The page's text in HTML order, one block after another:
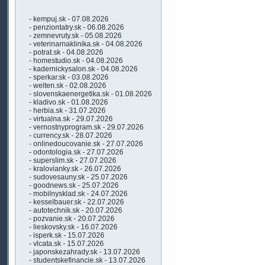
- kempuj.sk - 07.08.2026
- penziontatry.sk - 06.08.2026
- zemnevruty.sk - 05.08.2026
- veterinarnaklinika.sk - 04.08.2026
- potrat.sk - 04.08.2026
- homestudio.sk - 04.08.2026
- kadernickysalon.sk - 04.08.2026
- sperkar.sk - 03.08.2026
- welten.sk - 02.08.2026
- slovenskaenergetika.sk - 01.08.2026
- kladivo.sk - 01.08.2026
- herbia.sk - 31.07.2026
- virtualna.sk - 29.07.2026
- vernostnyprogram.sk - 29.07.2026
- currency.sk - 28.07.2026
- onlinedoucovanie.sk - 27.07.2026
- odontologia.sk - 27.07.2026
- superslim.sk - 27.07.2026
- kralovianky.sk - 26.07.2026
- sudovesauny.sk - 25.07.2026
- goodnews.sk - 25.07.2026
- mobilnysklad.sk - 24.07.2026
- kesselbauer.sk - 22.07.2026
- autotechnik.sk - 20.07.2026
- pozvanie.sk - 20.07.2026
- lieskovsky.sk - 16.07.2026
- isperk.sk - 15.07.2026
- vlcata.sk - 15.07.2026
- japonskezahrady.sk - 13.07.2026
- studentskefinancie.sk - 13.07.2026